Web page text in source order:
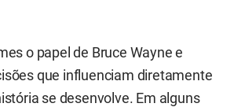
o papel de Bruce Wayne e
que influenciam diretamente
se desenvolve. Em alguns